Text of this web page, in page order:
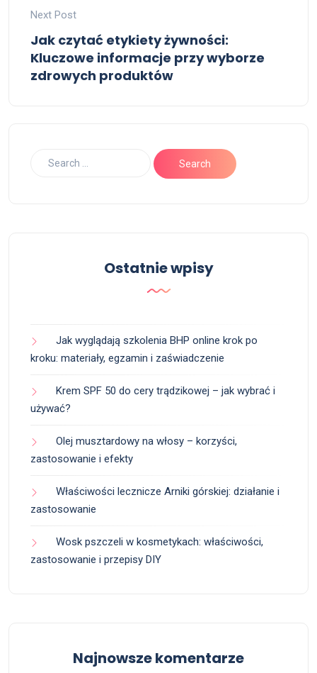
Next Post
Jak czytać etykiety żywności:
Kluczowe informacje przy wyborze
zdrowych produktów
Ostatnie wpisy
Jak wyglądają szkolenia BHP online krok po
kroku: materiały, egzamin i zaświadczenie
Krem SPF 50 do cery trądzikowej – jak wybrać i
używać?
Olej musztardowy na włosy – korzyści,
zastosowanie i efekty
Właściwości lecznicze Arniki górskiej: działanie i
zastosowanie
Wosk pszczeli w kosmetykach: właściwości,
zastosowanie i przepisy DIY
Najnowsze komentarze